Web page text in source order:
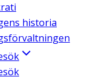
historia